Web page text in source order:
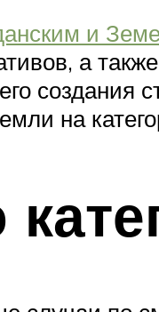
и
а
создания
на